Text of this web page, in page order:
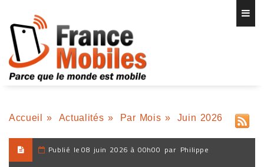
Accueil » Actualités » Par Mois » Juin 2026
Publié le 08 juin 2026 à 00h00 par Philippe